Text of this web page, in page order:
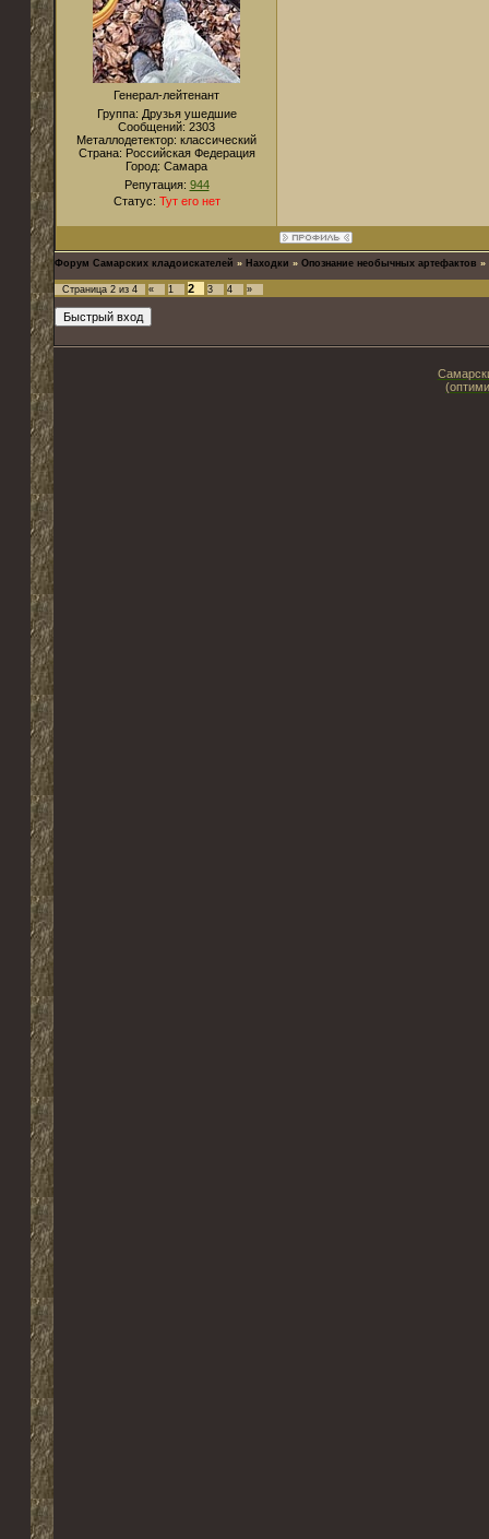
Генерал-лейтенант
Группа: Друзья ушедшие
Сообщений: 2303
Металлодетектор: классический
Страна: Российская Федерация
Город: Самара
Репутация: 944
Статус: Тут его нет
Форум Самарских кладоискателей » Находки » Опознание необычных артефактов »
Страница 2 из 4 « 1 2 3 4 »